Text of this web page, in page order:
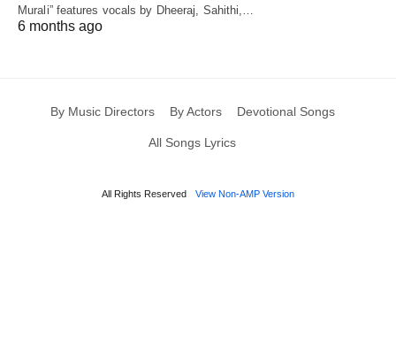
Murali” features vocals by Dheeraj, Sahithi,…
6 months ago
By Music Directors By Actors Devotional Songs
All Songs Lyrics
All Rights Reserved View Non-AMP Version